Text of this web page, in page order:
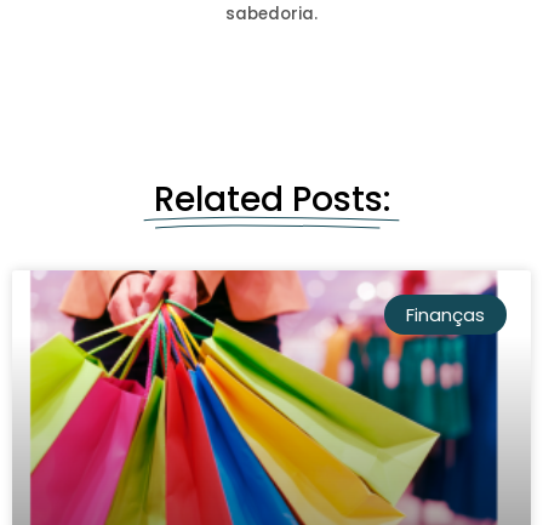
sabedoria.
Related Posts:
Finanças